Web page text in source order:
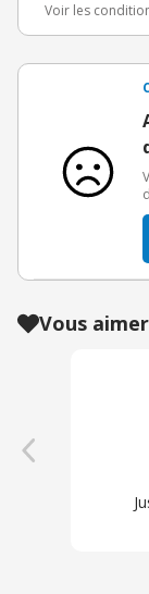
Voir les
3€ de
Offre réservée
Vous